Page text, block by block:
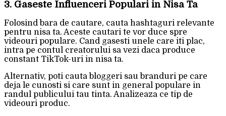
3. Gaseste Influenceri Populari in Nisa Ta
Folosind bara de cautare, cauta hashtaguri relevante
pentru nisa ta. Aceste cautari te vor duce spre
videouri populare. Cand gasesti unele care iti plac,
intra pe contul creatorului sa vezi daca produce
constant TikTok-uri in nisa ta.
Alternativ, poti cauta bloggeri sau branduri pe care
deja le cunosti si care sunt in general populare in
randul publicului tau tinta. Analizeaza ce tip de
videouri produc.